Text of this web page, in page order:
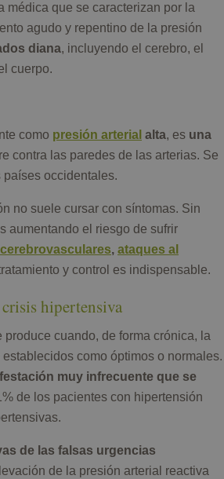
médica que se caracterizan por la
agudo y repentino de la presión
diana, incluyendo el cerebro, el
cuerpo.
como presión arterial alta, es una
contra las paredes de las arterias. Se
países occidentales.
no suele cursar con síntomas. Sin
aumentando el riesgo de sufrir
, ataques al
y control es indispensable.
hipertensiva
cuando, de forma crónica, la
como óptimos o normales.
muy infrecuente que se
de los pacientes con hipertensión
de las falsas urgencias
de la presión arterial reactiva